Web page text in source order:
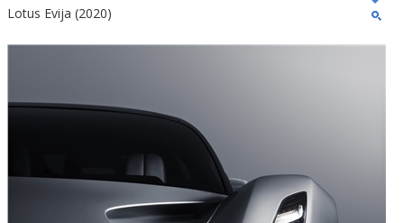
Lotus Evija (2020)